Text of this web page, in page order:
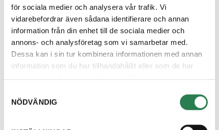
för sociala medier och analysera vår trafik. Vi
vidarebefordrar även sådana identifierare och annan
information från din enhet till de sociala medier och
annons- och analysföretag som vi samarbetar med.
Dessa kan i sin tur kombinera informationen med annan
information som du har tillhandahållit eller som de har
samlat in när du har använt deras tjänster.
NÖDVÄNDIG
Miljöhjältar
Film – Vår berättelse
Om oss